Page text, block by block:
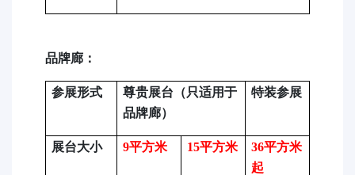
品牌廊：
参展形式
尊贵展台（只适用于
品牌廊）
特装参展
展台大小 9平方米 15平方米 36平方米
起